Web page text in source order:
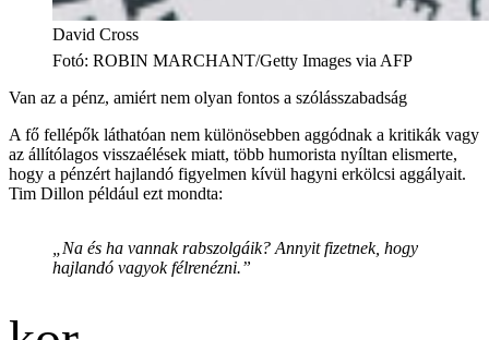
David Cross
Fotó: ROBIN MARCHANT/Getty Images via AFP
Van az a pénz, amiért nem olyan fontos a szólásszabadság
A fő fellépők láthatóan nem különösebben aggódnak a kritikák vagy
az állítólagos visszaélések miatt, több humorista nyíltan elismerte,
hogy a pénzért hajlandó figyelmen kívül hagyni erkölcsi aggályait.
Tim Dillon például ezt mondta:
„Na és ha vannak rabszolgáik? Annyit fizetnek, hogy
hajlandó vagyok félrenézni.”